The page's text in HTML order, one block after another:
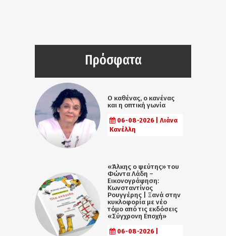
Πρόσφατα
Ο καθένας, ο κανένας
και η οπτική γωνία
06-08-2026 | Λιάνα
Κανέλλη
«Άλκης ο ψεύτης» του
Φώντα Λάδη –
Εικονογράφηση:
Κωνσταντίνος
Ρουγγέρης | Ξανά στην
κυκλοφορία με νέο
τόμο από τις εκδόσεις
«Σύγχρονη Εποχή»
06-08-2026 |